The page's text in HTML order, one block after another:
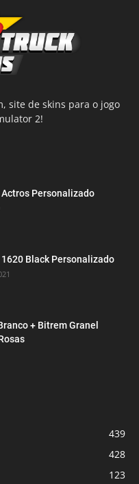
site de skins para o jogo
2!
Personalizado
Black Personalizado
+ Bitrem Granel
439
428
123